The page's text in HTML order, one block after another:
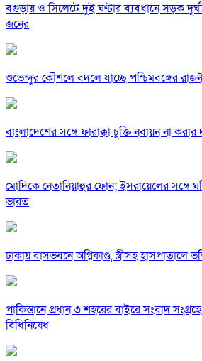
বগুড়ায় ও সিলেটে দুই ঘণ্টার ব্যবধানে সড়ক
জনের
শুভেন্দুর কৌশলে বদলে যাচ্ছে পশ্চিমবঙ্গের
বাংলাদেশের সঙ্গে ফারাক্কা চুক্তি নবায়ন না
মোদিকে নেতানিয়াহুর ফোন; ইসরায়েলের সঙ্গে
ভারত
ঢাকায় বাসভবনে অগ্নিকাণ্ড, স্ত্রীসহ হাসপাতালে
পাকিস্তানে প্রধান ৩ শহরের বাইরে সংবাদ
বিধিনিষেধ